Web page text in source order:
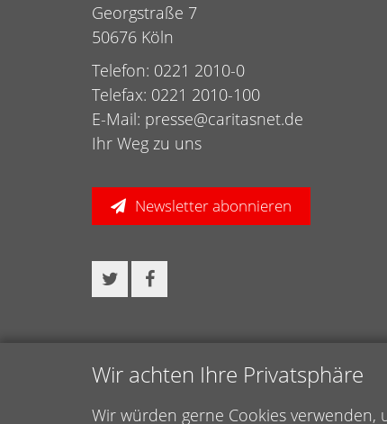
Wir achten Ihre Privatsphäre
Wir würden gerne Cookies verwenden,
Georgstraße 7
50676 Köln
Telefon: 0221 2010-0
Telefax: 0221 2010-100
E-Mail: presse@caritasnet.de
Ihr Weg zu uns
Newsletter abonnieren